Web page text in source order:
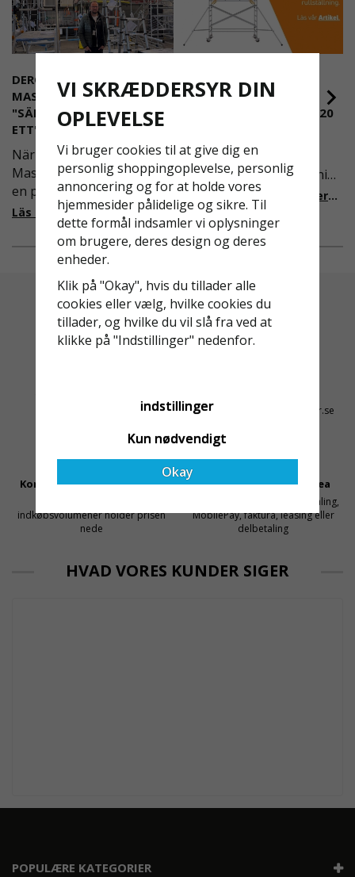
DEROME
MASKINUTHYRNING -
"SÄKERHET ÄR ALLTID PRIO
ETT"
När Derome
Maskinuthyrning behövde
en pålitlig partner inom
fallskydd och
säkerhetslösningar föll
valet på
Ställningsprodukter.se.
Med daglig verksamhet på
hög höjd är det avgörande
för dem att samarbeta
med en leverantör som
Läs mer om varför Derome väljer oss
NYA REGLER FÖR
RULLSTÄLLNING -
AFS2023:9 & EN1004:2020
högst osannolikt så är
våra regler för rullställning
i Sverige slappare än de
från EU i skrivande stund,
men detta kommer det bli
ändring på. Från och med
föreskrifter i kraft i
Sverige gällande
rullställningar, med s
Läs mer om de nya reglerna!
kontakt@stallningsprodukter.se
Konkurrencedygtige Priser
indkøbsvolumener holder prisen
nede
Sikker Betaling Med Svea
Sikre betalinger med kortbetaling,
MobilePay, faktura, leasing eller
delbetaling
HVAD VORES KUNDER SIGER
POPULÆRE KATEGORIER
VI SKRÆDDERSYR DIN
OPLEVELSE
Vi bruger cookies til at give dig en
personlig shoppingoplevelse, personlig
annoncering og for at holde vores
hjemmesider pålidelige og sikre. Til
dette formål indsamler vi oplysninger
om brugere, deres design og deres
enheder.
Klik på "Okay", hvis du tillader alle
cookies eller vælg, hvilke cookies du
tillader, og hvilke du vil slå fra ved at
klikke på "Indstillinger" nedenfor.
indstillinger
Kun nødvendigt
Okay